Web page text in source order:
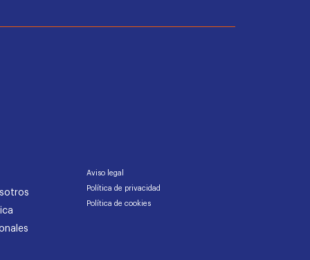
Aviso legal
Política de privacidad
Política de cookies